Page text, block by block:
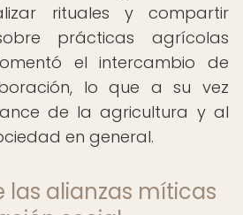
rituales y compartir
prácticas agrícolas
el intercambio de
lo que a su vez
de la agricultura y al
en general.
las alianzas míticas